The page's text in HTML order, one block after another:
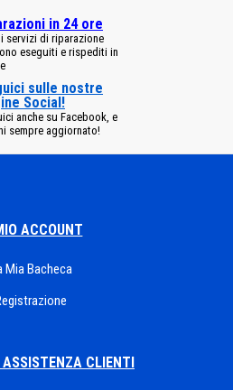
in 24 ore
servizi di riparazione
eseguiti e rispediti in
sulle nostre
Social!
anche su Facebook, e
sempre aggiornato!
ACCOUNT
Mia Bacheca
ASSISTENZA CLIENTI